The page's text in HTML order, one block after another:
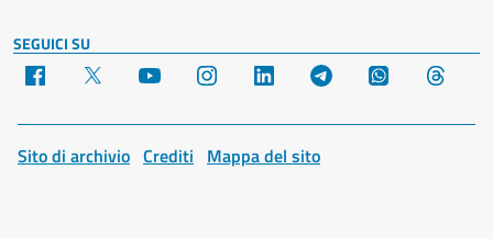
SEGUICI SU
Facebook YouTube Instagram LinkedIn Telegram WhatsApp
Sito di archivio Crediti Mappa del sito